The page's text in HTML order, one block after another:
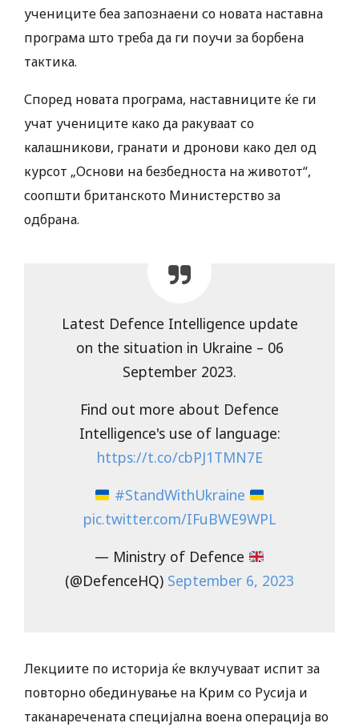
учениците беа запознаени со новата наставна
програма што треба да ги поучи за борбена
тактика.
Според новата програма, наставниците ќе ги
учат учениците како да ракуваат со
калашникови, гранати и дронови како дел од
курсот „Основи на безбедноста на животот“,
соопшти британското Министерство за
одбрана.
Latest Defence Intelligence update
on the situation in Ukraine – 06
September 2023.
Find out more about Defence
Intelligence's use of language:
https://t.co/cbPJ1TMN7E
#StandWithUkraine
pic.twitter.com/IFuBWE9WPL
— Ministry of Defence
(@DefenceHQ) September 6, 2023
Лекциите по историја ќе вклучуваат испит за
повторно обединување на Крим со Русија и
таканаречената специјална воена операција во